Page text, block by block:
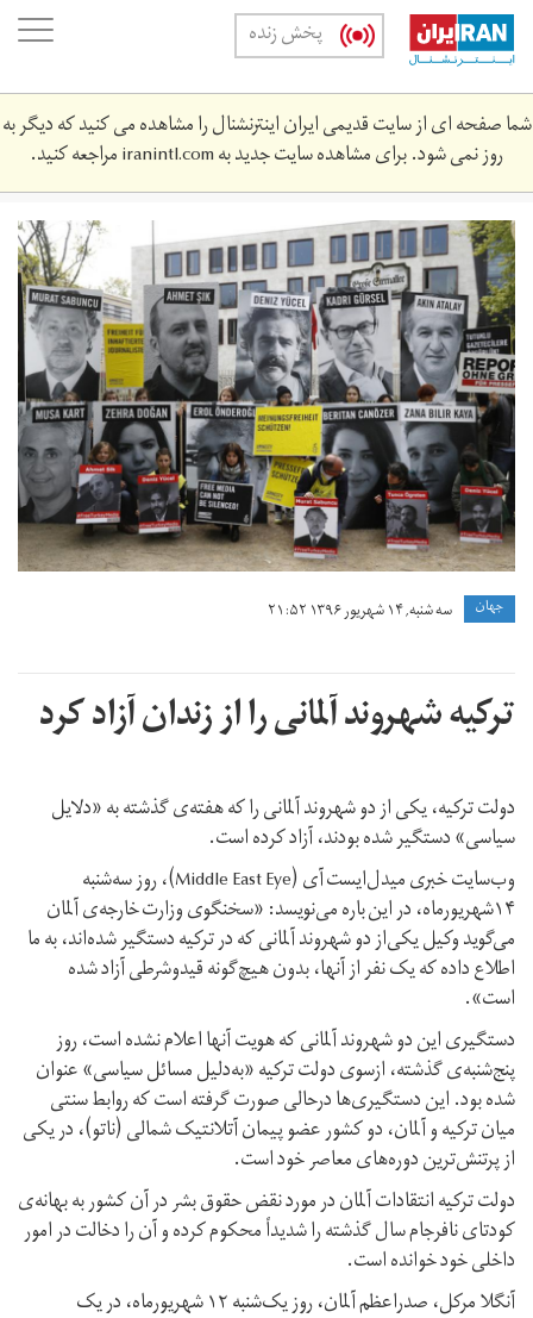
Skip
main
content
پخش زنده
شما صفحه ای از سایت قدیمی ایران اینترنشنال را مشاهده می کنید که دیگر به
روز نمی شود. برای مشاهده سایت جدید بهiranintl.comمراجعه کنید.
000_o24k6.jpg
جهان سه شنبه, ۱۴ شهریور ۱۳۹۶ ۲۱:۵۲
ترکیه شهروند آلمانی را از زندان آزاد کرد
دولت ترکیه، یکی از دو شهروند آلمانی را که هفته‌ی گذشته به «دلایل
سیاسی» دستگیر شده بودند، آزاد کرده است.
وب‌سایت خبری میدل‌ایست آی (Middle East Eye)، روز سه‌شنبه
۱۴شهریورماه، در این باره می‌نویسد: «سخنگوی وزارت خارجه‌ی آلمان
می‌گوید وکیل یکی‌از دو شهروند آلمانی که در ترکیه دستگیر شده‌اند، به ما
اطلاع داده که یک نفر از آنها، بدون هیچ‌گونه قیدوشرطی آزاد شده
است».
دستگیری این دو شهروند آلمانی که هویت آنها اعلام نشده است، روز
پنج‌شنبه‌ی گذشته، ازسوی دولت ترکیه «به‌دلیل مسائل سیاسی» عنوان
شده بود. این دستگیری‌ها درحالی صورت گرفته است که روابط سنتی
میان ترکیه و آلمان، دو کشور عضو پیمان آتلانتیک شمالی (ناتو)، در یکی
از پرتنش‌ترین دوره‌های معاصر خود است.
دولت ترکیه انتقادات آلمان در مورد نقض حقوق بشر در آن کشور به بهانه‌ی
کودتای نافرجام سال گذشته را شدیداً محکوم کرده و آن را دخالت در امور
داخلی خود خوانده است.
آنگلا مرکل، صدراعظم آلمان، روز یک‌شنبه ۱۲ شهریورماه، در یک